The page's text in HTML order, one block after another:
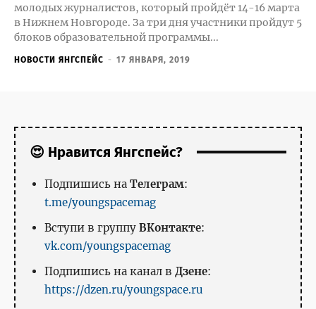
молодых журналистов, который пройдёт 14-16 марта
в Нижнем Новгороде. За три дня участники пройдут 5
блоков образовательной программы...
НОВОСТИ ЯНГСПЕЙС - 17 ЯНВАРЯ, 2019
😍 Нравится Янгспейс?
Подпишись на Телеграм:
t.me/youngspacemag
Вступи в группу ВКонтакте:
vk.com/youngspacemag
Подпишись на канал в Дзене:
https://dzen.ru/youngspace.ru